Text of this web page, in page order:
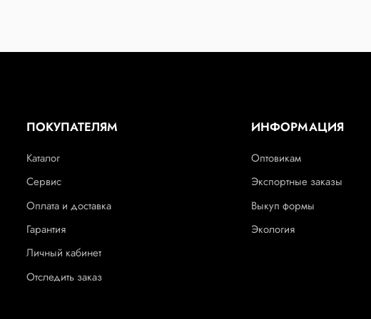
ПОКУПАТЕЛЯМ
Каталог
Сервис
Оплата и доставка
Гарантия
Личный кабинет
Отследить заказ
ИНФОРМАЦИЯ
Оптовикам
Экспортные заказы
Выкуп формы
Экология